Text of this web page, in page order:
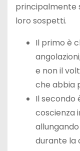
principalmente
loro sospetti.
Il primo è
e non il
che abbia
Il secondo
coscienza
durante la